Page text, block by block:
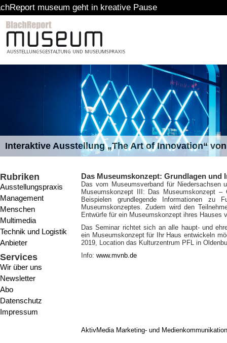
geht in kreative Pause
Interaktive Ausstellung „The Art of Innovation“
Rubriken
Ausstellungspraxis
Management
Menschen
Multimedia
Technik und Logistik
Anbieter
Services
Wir über uns
Newsletter
Abo
Datenschutz
Impressum
Das Museumskonzept: Grundlagen und
Das vom Museumsverband für Niedersachsen
Museumskonzept III: Das Museumskonzept –
Beispielen grundlegende Informationen zu
Museumskonzeptes. Zudem wird den
Entwürfe für ein Museumskonzept ihres Hauses
Das Seminar richtet sich an alle haupt- und
ein Museumskonzept für Ihr Haus entwickeln
2019, Location das Kulturzentrum PFL in
Info: www.mvnb.de
AktivMedia Marketing- und